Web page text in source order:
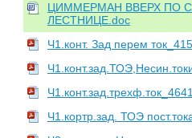
ЦИММЕРМАН ВВЕРХ ПО
ЛЕСТНИЦЕ.doc
Ч1.конт. Зад перем
Ч1.кортр.зад. ТОЭ